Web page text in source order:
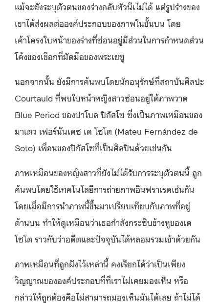
แม้จะยังระบุตัวตนของร่างกลับหัวนีเไม่ได้ แต่รูปร่างของ
เขาได้ส่งผลต่อองค์ประกอบของภาพในชั้นบน โดย
เค้าโครงใบหน้าของร่างที่ซ่อนอยู่มีส่วนในการกำหนดส่วน
โค้งของเชือกที่มัดมือของพระเยซู
นอกจากนั้น ยังมีการค้นพบโดยนักอนุรักษ์ที่สถาบันศิลปะ
Courtauld ที่พบใบหน้าหญิงสาวซ่อนอยู่ใต้ภาพวาด
Blue Period ของปาโบล ปิกัสโซ ซึ่งเป็นภาพเหมือนของ
มาเตว เฟอร์นันเดซ เด โซโต (Mateu Fernández de
Soto) เพื่อนของปิกัสโซที่เป็นศิลปินด้วยเช่นกัน
ภาพเหมือนของหญิงสาวที่ยังไม่ได้รับการระบุตัวตนนี้ ถูก
ค้นพบโดยใช้เทคโนโลยีการถ่ายภาพอินฟราเรดเช่นกัน
โดยเมื่อมีการนำภาพนี้ขึ้นมาเปรียบเทียบกับภาพที่อยู่
ด้านบน ทำให้ดูเหมือนว่าเธอกำลังกระซิบข้างหูของเด
โซโต ราวกับว่าอดีตและปัจจุบันได้หลอมรวมเข้าด้วยกัน
ภาพเหมือนที่ถูกฝังไว้เหล่านี้ คงเรียกได้ว่าเป็นเพียง
วิญญาณขององค์ประกอบที่ที่เราไม่เคยมองเห็น หรือ
กล่าวให้ถูกต้องคือไม่สามารถมองเห็นมันได้เลย ถ้าไม่ได้